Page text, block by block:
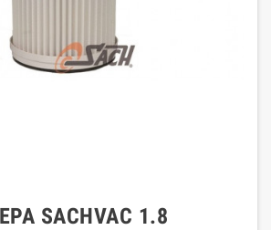
SACHVAC 1.8